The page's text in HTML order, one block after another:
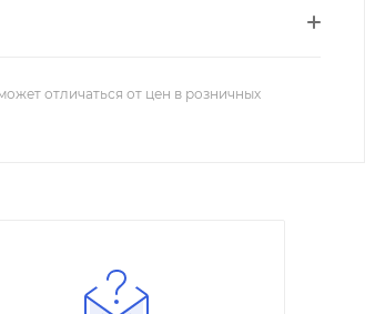
отличаться от цен в розничных